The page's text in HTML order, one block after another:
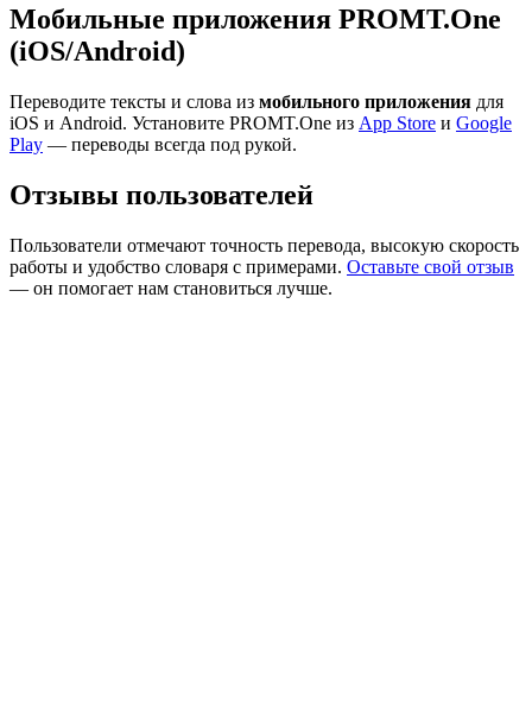
Мобильные приложения PROMT.One
(iOS/Android)
Переводите тексты и слова из мобильного приложения для
iOS и Android. Установите PROMT.One из App Store и Google
Play — переводы всегда под рукой.
Отзывы пользователей
Пользователи отмечают точность перевода, высокую скорость
работы и удобство словаря с примерами. Оставьте свой отзыв
— он помогает нам становиться лучше.